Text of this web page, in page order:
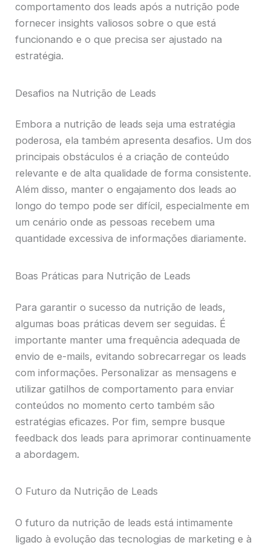
comportamento dos leads após a nutrição pode
fornecer insights valiosos sobre o que está
funcionando e o que precisa ser ajustado na
estratégia.
Desafios na Nutrição de Leads
Embora a nutrição de leads seja uma estratégia
poderosa, ela também apresenta desafios. Um dos
principais obstáculos é a criação de conteúdo
relevante e de alta qualidade de forma consistente.
Além disso, manter o engajamento dos leads ao
longo do tempo pode ser difícil, especialmente em
um cenário onde as pessoas recebem uma
quantidade excessiva de informações diariamente.
Boas Práticas para Nutrição de Leads
Para garantir o sucesso da nutrição de leads,
algumas boas práticas devem ser seguidas. É
importante manter uma frequência adequada de
envio de e-mails, evitando sobrecarregar os leads
com informações. Personalizar as mensagens e
utilizar gatilhos de comportamento para enviar
conteúdos no momento certo também são
estratégias eficazes. Por fim, sempre busque
feedback dos leads para aprimorar continuamente
a abordagem.
O Futuro da Nutrição de Leads
O futuro da nutrição de leads está intimamente
ligado à evolução das tecnologias de marketing e à